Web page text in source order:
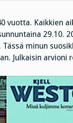
vuotta. Kaikkien
29.10.
minun
Julkaisin